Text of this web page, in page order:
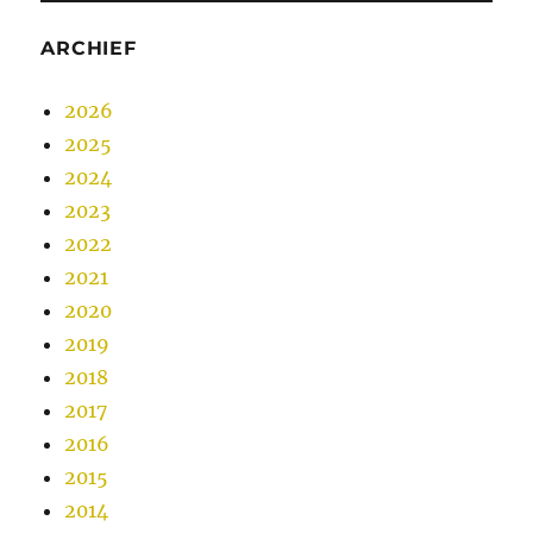
ARCHIEF
2026
2025
2024
2023
2022
2021
2020
2019
2018
2017
2016
2015
2014